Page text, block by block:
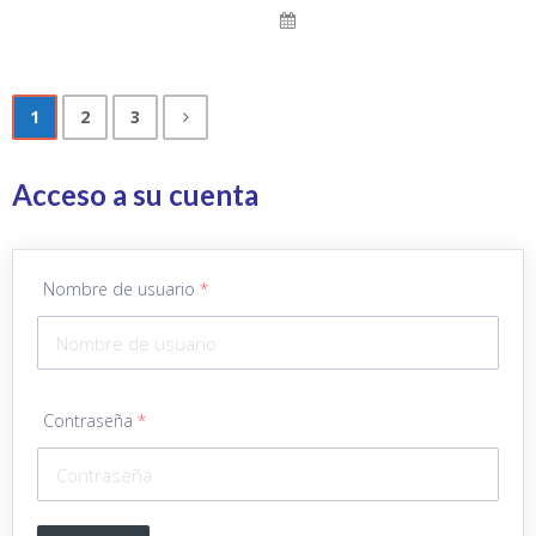
1 2 3
Acceso a su cuenta
Nombre de usuario *
Contraseña *